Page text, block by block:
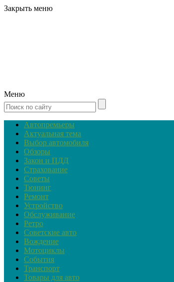
Закрыть меню
Меню
Автопремьеры
Актуальная тема
Выбор автомобиля
Обзоры
Закон и ПДД
Страхование
Советы
Тюнинг
Ремонт
Устройство
Обслуживание
Ретро
Советские авто
Вождение
Мотоциклы
События
Транспорт
Товары для авто